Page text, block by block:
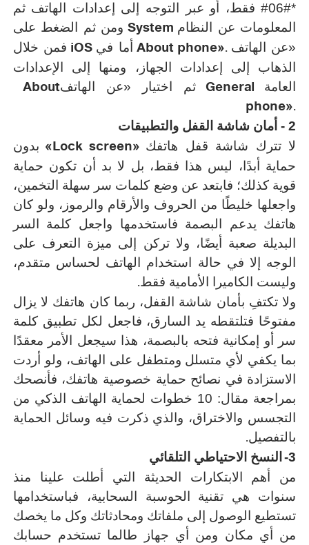
*#06# فقط، أو عبر التوجه إلى إعدادات الهاتف ثم
المعلومات عن النظام System ومن ثم الضغط على
«عن الهاتف About phone». أما في iOS فمن خلال
الذهاب إلى إعدادات الجهاز، ومنها إلى الإعدادات
العامة
General ثم اختيار «عن الهاتفAbout
phone».
2 -
أمان شاشة القفل والتطبيقات
لا تترك شاشة قفل هاتفك «Lock screen» بدون
حماية أبدًا، ليس هذا فقط، بل لا بد أن تكون حماية
قوية كذلك؛ فابتعد عن وضع كلمات سر سهلة التخمين،
واجعلها خليطًا من الحروف والأرقام والرموز، ولو كان
هاتفك يدعم البصمة فاستخدمها واجعل كلمة السر
البديلة صعبة أيضًا، ولا تركن إلى ميزة التعرف على
الوجه إلا في حالة استخدام الهاتف لحساس متقدم،
وليست الكاميرا الأمامية فقط.
ولا تكتفِ بأمان شاشة القفل، ربما كان هاتفك لا يزال
مفتوحًا فتلتقطه يد السارق، فاجعل لكل تطبيق كلمة
سر أو إمكانية فتحه بالبصمة، هذا سيجعل الأمر معقدًا
بما يكفي لأي متسلل ومتطفل على الهاتف، ولو أردت
الاستزادة في نصائح حماية خصوصية هاتفك، فأنصحك
بمراجعة مقال: 10 خطوات لحماية الهاتف الذكي من
التجسس والاختراق، والذي ذكرت فيه وسائل الحماية
بالتفصيل.
3-
النسخ الاحتياطي التلقائي
من أهم الابتكارات الحديثة التي أطلت علينا منذ
سنوات هي تقنية الحوسبة السحابية، فباستخدامها
تستطيع الوصول إلى ملفاتك ومحادثاتك وكل ما يخصك
من أي مكان ومن أي جهاز طالما تستخدم حسابك